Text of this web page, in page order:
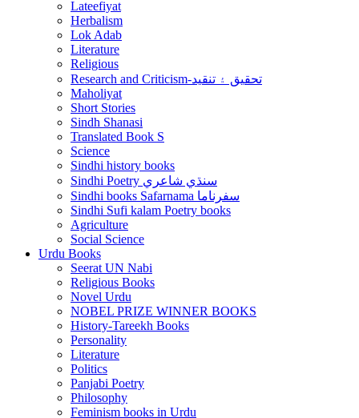
Lateefiyat
Herbalism
Lok Adab
Literature
Religious
Research and Criticism-تحقيق ۽ تنقيد
Maholiyat
Short Stories
Sindh Shanasi
Translated Book S
Science
Sindhi history books
Sindhi Poetry سنڌي شاعري
Sindhi books Safarnama سفرناما
Sindhi Sufi kalam Poetry books
Agriculture
Social Science
Urdu Books
Seerat UN Nabi
Religious Books
Novel Urdu
NOBEL PRIZE WINNER BOOKS
History-Tareekh Books
Personality
Literature
Politics
Panjabi Poetry
Philosophy
Feminism books in Urdu